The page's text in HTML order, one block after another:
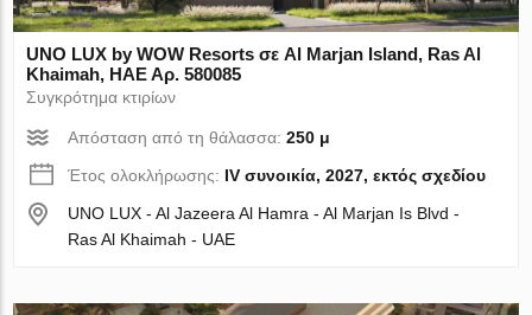
UNO LUX by WOW Resorts σε Al Marjan Island, Ras Al
Khaimah, ΗΑΕ Αρ. 580085
Συγκρότημα κτιρίων
Απόσταση από τη θάλασσα:250 μ
Έτος ολοκλήρωσης: IV συνοικία, 2027, εκτός σχεδίου
UNO LUX - Al Jazeera Al Hamra - Al Marjan Is Blvd -
Ras Al Khaimah - UAE